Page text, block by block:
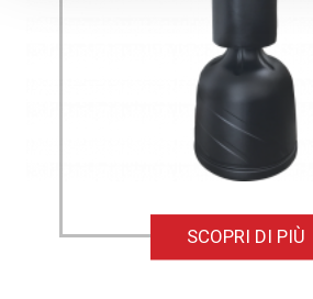
SCOPRI DI PIÙ